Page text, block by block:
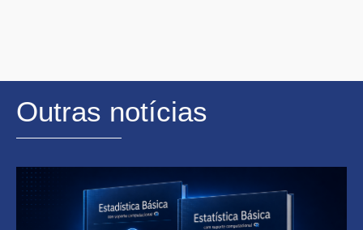
Outras notícias